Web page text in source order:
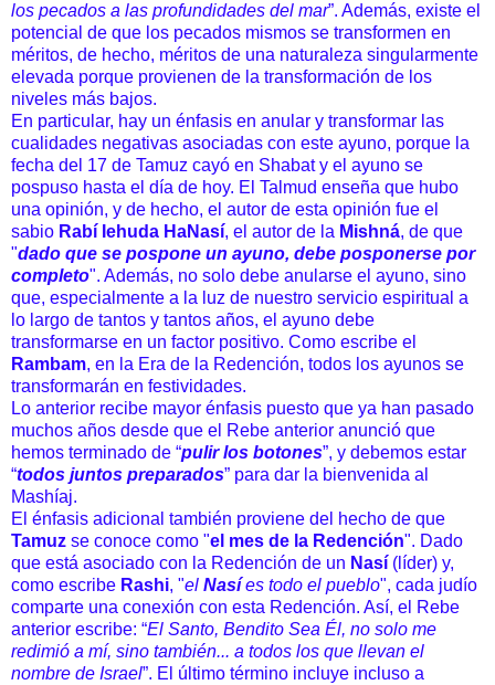
los pecados a las profundidades del mar”. Además, existe el
potencial de que los pecados mismos se transformen en
méritos, de hecho, méritos de una naturaleza singularmente
elevada porque provienen de la transformación de los
niveles más bajos.
En particular, hay un énfasis en anular y transformar las
cualidades negativas asociadas con este ayuno, porque la
fecha del 17 de Tamuz cayó en Shabat y el ayuno se
pospuso hasta el día de hoy. El Talmud enseña que hubo
una opinión, y de hecho, el autor de esta opinión fue el
sabio Rabí Iehuda HaNasí, el autor de la Mishná, de que
"dado que se pospone un ayuno, debe posponerse por
completo". Además, no solo debe anularse el ayuno, sino
que, especialmente a la luz de nuestro servicio espiritual a
lo largo de tantos y tantos años, el ayuno debe
transformarse en un factor positivo. Como escribe el
Rambam, en la Era de la Redención, todos los ayunos se
transformarán en festividades.
Lo anterior recibe mayor énfasis puesto que ya han pasado
muchos años desde que el Rebe anterior anunció que
hemos terminado de “pulir los botones”, y debemos estar
“todos juntos preparados” para dar la bienvenida al
Mashíaj.
El énfasis adicional también proviene del hecho de que
Tamuz se conoce como "el mes de la Redención". Dado
que está asociado con la Redención de un Nasí (líder) y,
como escribe Rashi, "el Nasíes todo el pueblo", cada judío
comparte una conexión con esta Redención. Así, el Rebe
anterior escribe: “El Santo, Bendito Sea Él, no solo me
redimió a mí, sino también... a todos los que llevan el
nombre de Israel”. El último término incluye incluso a